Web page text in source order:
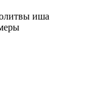
иша